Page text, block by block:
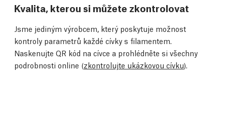
Kvalita, kterou si můžete zkontrolovat
Jsme jediným výrobcem, který poskytuje možnost
kontroly parametrů každé cívky s filamentem.
Naskenujte QR kód na cívce a prohlédněte si všechny
podrobnosti online (zkontrolujte ukázkovou cívku).